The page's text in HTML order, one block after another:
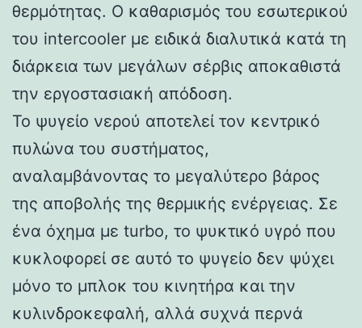
θερμότητας. Ο καθαρισμός του εσωτερικού
του intercooler με ειδικά διαλυτικά κατά τη
διάρκεια των μεγάλων σέρβις αποκαθιστά
την εργοστασιακή απόδοση.
Το ψυγείο νερού αποτελεί τον κεντρικό
πυλώνα του συστήματος,
αναλαμβάνοντας το μεγαλύτερο βάρος
της αποβολής της θερμικής ενέργειας. Σε
ένα όχημα με turbo, το ψυκτικό υγρό που
κυκλοφορεί σε αυτό το ψυγείο δεν ψύχει
μόνο το μπλοκ του κινητήρα και την
κυλινδροκεφαλή, αλλά συχνά περνά